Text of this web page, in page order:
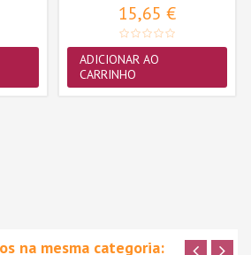
15,65 €
ADICIONAR AO
CARRINHO
na mesma categoria: